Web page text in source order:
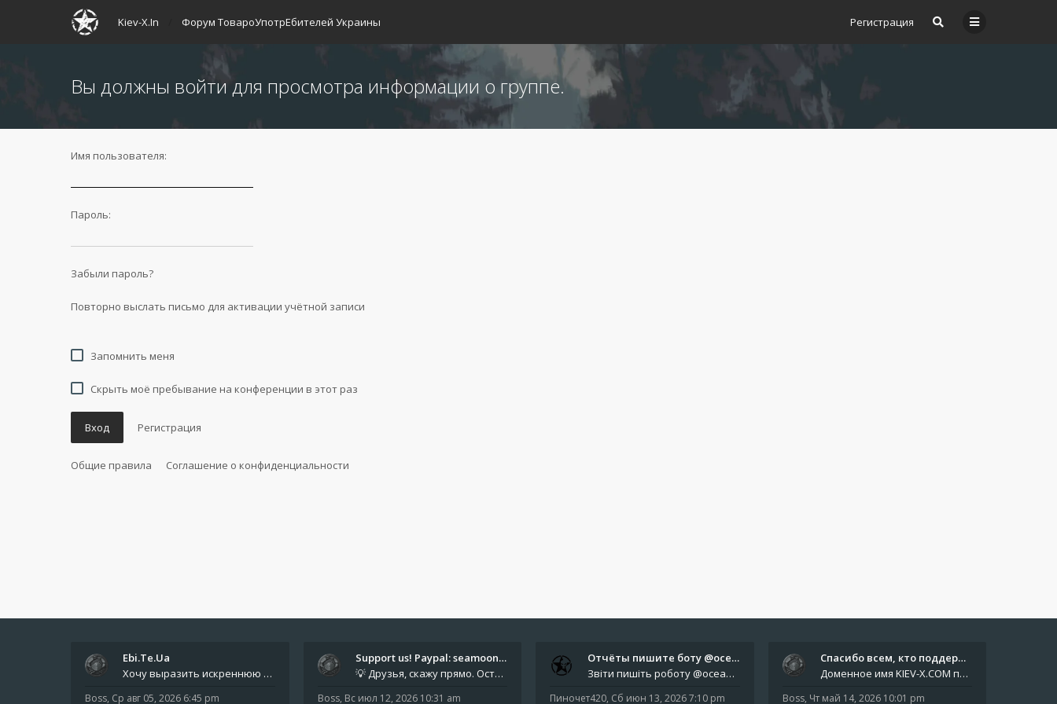
Регистрация
Kiev-X.In Форум ТовароУпотрЕбителей Украины
Вы должны войти для просмотра информации о группе.
Имя пользователя:
Пароль:
Забыли пароль?
Повторно выслать письмо для активации учётной записи
Запомнить меня
Скрыть моё пребывание на конференции в этот раз
Вход Регистрация
Общие правила Соглашение о конфиденциальности
Ebi.Te.Ua
Хочу выразить искреннюю благодарность всем анонимным пользователям, которые поддержали наше сообщество финансово. Благод
Boss, Ср авг 05, 2026 6:45 pm
Support us! Paypal: seamoonpa…
💡 Друзья, скажу прямо. Осталось мало времени. За это время нам нужно закрыть последние обязательные расходы: около 500
Boss, Вс июл 12, 2026 10:31 am
Отчёты пишите боту @oceanfish…
Звіти пишіть роботу @oceanfishbotbot Друзі, важливе повідомлення для учасників форума. Основне звернення опублікован
Пиночет420, Сб июн 13, 2026 7:10 pm
Спасибо всем, кто поддерживае…
Доменное имя KIEV-X.COM продлено до третьей декады августа 2027 года! Спасибо всем анонимным пользователям, которые по
Boss, Чт май 14, 2026 10:01 pm